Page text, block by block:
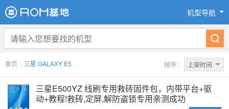
机型导航
首页 > 三星 GALAXY E5 排序： 上架时间
三星E500YZ 线刷专用救砖固件包，内带平台+驱
动+教程!救砖,定屏,解防盗锁专用亲测成功